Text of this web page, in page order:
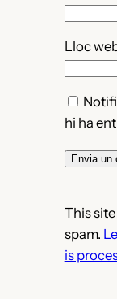
Lloc
hi ha
This
spam.
is